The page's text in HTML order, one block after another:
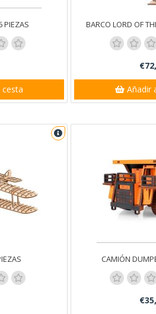
PIEZAS BARCO LORD OF
Añadir
CAMIÓN